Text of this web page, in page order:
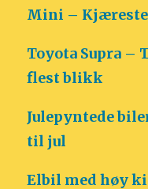
Mini –
Toyota Supra –
flest blikk
Julepyntede
til jul
Elbil med høy